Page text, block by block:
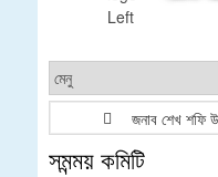
জনাব শেখ শফি
সমন্ময় কমিটি